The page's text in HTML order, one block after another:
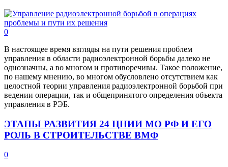
0
В настоящее время взгляды на пути решения проблем
управления в области радиоэлектронной борьбы далеко не
однозначны, а во многом и противоречивы. Такое положение,
по нашему мнению, во многом обусловлено отсутствием как
целостной теории управления радиоэлектронной борьбой при
ведении операции, так и общепринятого определения объекта
управления в РЭБ.
ЭТАПЫ РАЗВИТИЯ 24 ЦНИИ МО РФ И ЕГО
РОЛЬ В СТРОИТЕЛЬСТВЕ ВМФ
0